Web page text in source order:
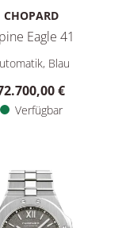
Preis:
CHOPARD
Eagle 41
Alpine Eagle 41,
Blau
€
Verfügbar